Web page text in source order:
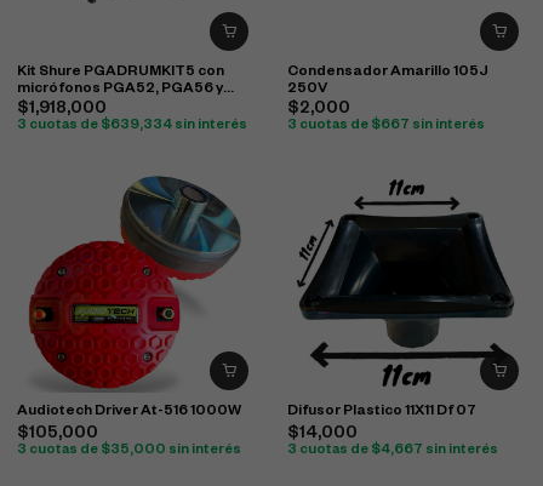
Kit Shure PGADRUMKIT5 con
micrófonos PGA52, PGA56 y
PGA57 para batería
$1,918,000
3 cuotas de $639,334 sin interés
Condensador Amarillo 105J
250V
$2,000
3 cuotas de $667 sin interés
Audiotech Driver At-516 1000W
$105,000
3 cuotas de $35,000 sin interés
Difusor Plastico 11X11 Df 07
$14,000
3 cuotas de $4,667 sin interés